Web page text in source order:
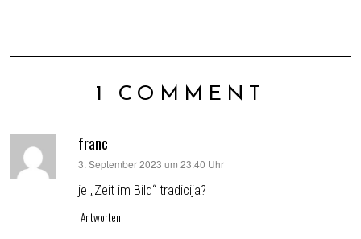
1 COMMENT
franc
sagt:
3. September 2023 um 23:40 Uhr
je „Zeit im Bild“ tradicija?
Antworten